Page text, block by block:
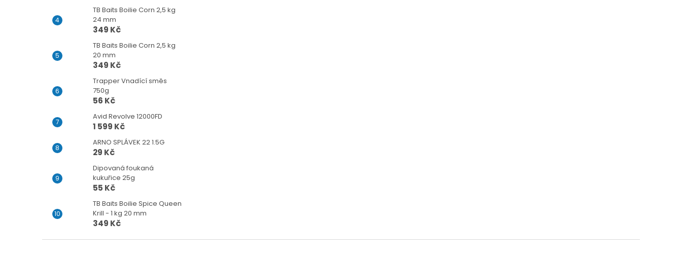
TB Baits Boilie Corn 2,5 kg
24 mm
349 Kč
TB Baits Boilie Corn 2,5 kg
20 mm
349 Kč
Trapper Vnadící směs
750g
56 Kč
Avid Revolve 12000FD
1 599 Kč
ARNO SPLÁVEK 22 1.5G
29 Kč
Dipovaná foukaná
kukuřice 25g
55 Kč
TB Baits Boilie Spice Queen
Krill - 1 kg 20 mm
349 Kč